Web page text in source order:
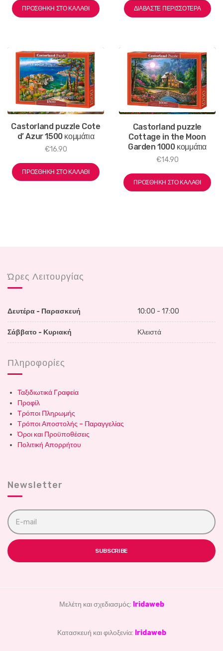
ΠΡΟΣΘΉΚΗ ΣΤΟ ΚΑΛΆΘΙ ΔΙΑΒΆΣΤΕ ΠΕΡΙΣΣΌΤΕΡΑ
Castorland puzzle Cote
d’ Azur 1500 κομμάτια
€16.90
ΠΡΟΣΘΉΚΗ ΣΤΟ ΚΑΛΆΘΙ
Castorland puzzle
Cottage in the Moon
Garden 1000 κομμάτια
€14.90
ΠΡΟΣΘΉΚΗ ΣΤΟ ΚΑΛΆΘΙ
Ώρες Λειτουργίας
Δευτέρα - Παρασκευή 10:00 - 17:00
Σάββατο - Κυριακή Κλειστά
Πληροφορίες
Ταξιδιωτικά Γραφεία
Προφίλ
Τρόποι Πληρωμής
Τρόποι Αποστολής – Παραγγελίας
Όροι και Προϋποθέσεις
Πολιτική Απορρήτου
Newsletter
E
m
a
l
a
SUBSCRIBE
Μελέτη και σχεδιασμός: Iridaweb
Κατασκευή και φιλοξενία: Iridaweb